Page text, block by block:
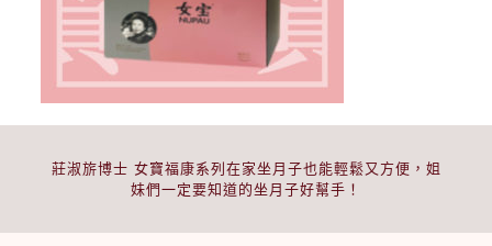
莊淑旂博士 女寶福康系列在家坐月子也能輕鬆又方便，姐
妹們一定要知道的坐月子好幫手！